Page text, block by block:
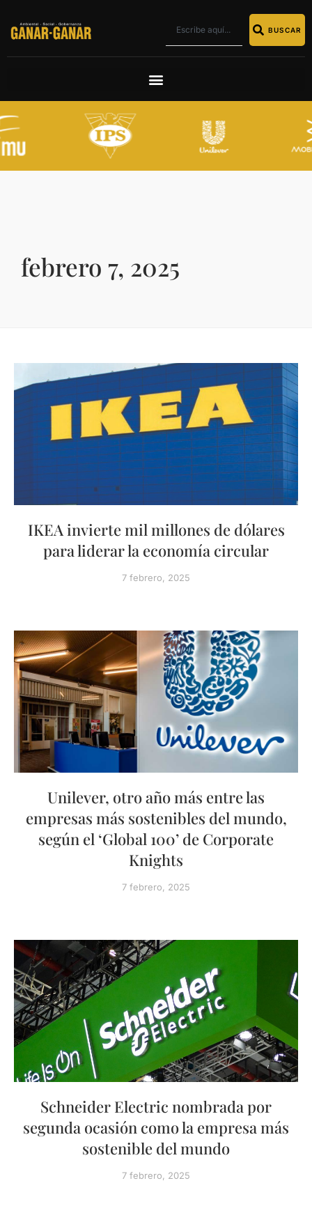
BUSCAR
febrero 7, 2025
IKEA invierte mil millones de dólares
para liderar la economía circular
7 febrero, 2025
Unilever, otro año más entre las
empresas más sostenibles del mundo,
según el ‘Global 100’ de Corporate
Knights
7 febrero, 2025
Schneider Electric nombrada por
segunda ocasión como la empresa más
sostenible del mundo
7 febrero, 2025